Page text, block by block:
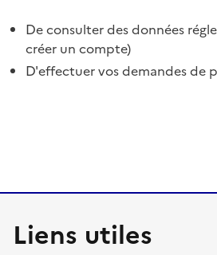
De consulter des données
créer un compte)
D'effectuer vos demandes de
Liens utiles